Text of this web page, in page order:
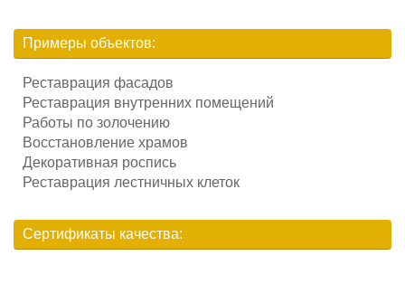
Примеры объектов:
Реставрация фасадов
Реставрация внутренних помещений
Работы по золочению
Восстановление храмов
Декоративная роспись
Реставрация лестничных клеток
Сертификаты качества: